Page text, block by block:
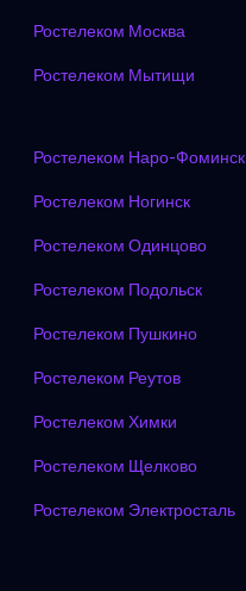
Ростелеком Москва
Ростелеком Мытищи
Ростелеком Наро-Фоминск
Ростелеком Ногинск
Ростелеком Одинцово
Ростелеком Подольск
Ростелеком Пушкино
Ростелеком Реутов
Ростелеком Химки
Ростелеком Щелково
Ростелеком Электросталь